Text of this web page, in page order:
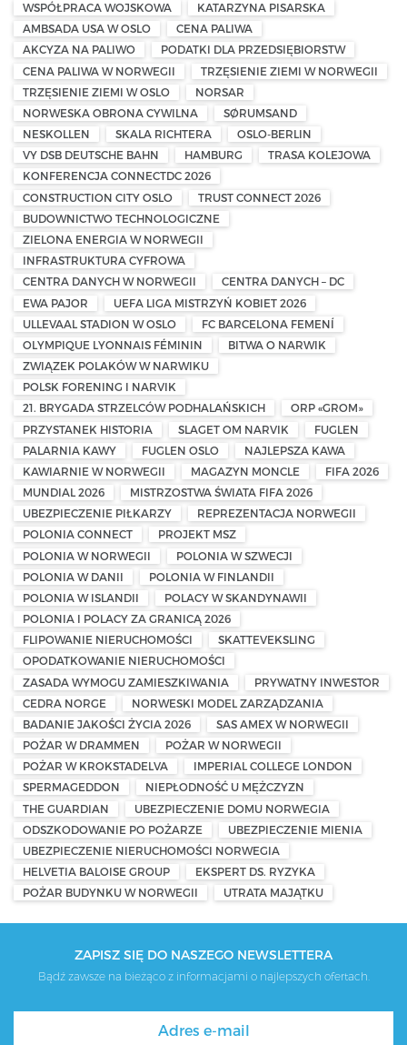
WSPÓŁPRACA WOJSKOWA
KATARZYNA PISARSKA
AMBSADA USA W OSLO
CENA PALIWA
AKCYZA NA PALIWO
PODATKI DLA PRZEDSIĘBIORSTW
CENA PALIWA W NORWEGII
TRZĘSIENIE ZIEMI W NORWEGII
TRZĘSIENIE ZIEMI W OSLO
NORSAR
NORWESKA OBRONA CYWILNA
SØRUMSAND
NESKOLLEN
SKALA RICHTERA
OSLO-BERLIN
VY DSB DEUTSCHE BAHN
HAMBURG
TRASA KOLEJOWA
KONFERENCJA CONNECTDC 2026
CONSTRUCTION CITY OSLO
TRUST CONNECT 2026
BUDOWNICTWO TECHNOLOGICZNE
ZIELONA ENERGIA W NORWEGII
INFRASTRUKTURA CYFROWA
CENTRA DANYCH W NORWEGII
CENTRA DANYCH – DC
EWA PAJOR
UEFA LIGA MISTRZYŃ KOBIET 2026
ULLEVAAL STADION W OSLO
FC BARCELONA FEMENÍ
OLYMPIQUE LYONNAIS FÉMININ
BITWA O NARWIK
ZWIĄZEK POLAKÓW W NARWIKU
POLSK FORENING I NARVIK
21. BRYGADA STRZELCÓW PODHALAŃSKICH
ORP «GROM»
PRZYSTANEK HISTORIA
SLAGET OM NARVIK
FUGLEN
PALARNIA KAWY
FUGLEN OSLO
NAJLEPSZA KAWA
KAWIARNIE W NORWEGII
MAGAZYN MONCLE
FIFA 2026
MUNDIAL 2026
MISTRZOSTWA ŚWIATA FIFA 2026
UBEZPIECZENIE PIŁKARZY
REPREZENTACJA NORWEGII
POLONIA CONNECT
PROJEKT MSZ
POLONIA W NORWEGII
POLONIA W SZWECJI
POLONIA W DANII
POLONIA W FINLANDII
POLONIA W ISLANDII
POLACY W SKANDYNAWII
POLONIA I POLACY ZA GRANICĄ 2026
FLIPOWANIE NIERUCHOMOŚCI
SKATTEVEKSLING
OPODATKOWANIE NIERUCHOMOŚCI
ZASADA WYMOGU ZAMIESZKIWANIA
PRYWATNY INWESTOR
CEDRA NORGE
NORWESKI MODEL ZARZĄDZANIA
BADANIE JAKOŚCI ŻYCIA 2026
SAS AMEX W NORWEGII
POŻAR W DRAMMEN
POŻAR W NORWEGII
POŻAR W KROKSTADELVA
IMPERIAL COLLEGE LONDON
SPERMAGEDDON
NIEPŁODNOŚĆ U MĘŻCZYZN
THE GUARDIAN
UBEZPIECZENIE DOMU NORWEGIA
ODSZKODOWANIE PO POŻARZE
UBEZPIECZENIE MIENIA
UBEZPIECZENIE NIERUCHOMOŚCI NORWEGIA
HELVETIA BALOISE GROUP
EKSPERT DS. RYZYKA
POŻAR BUDYNKU W NORWEGII
UTRATA MAJĄTKU
ZAPISZ SIĘ DO NASZEGO NEWSLETTERA
Bądź zawsze na bieżąco z informacjami o najlepszych ofertach.